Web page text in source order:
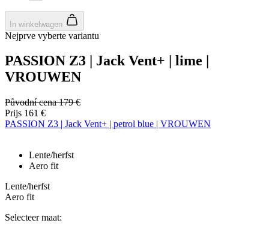
In winkelwagen
Nejprve vyberte variantu
PASSION Z3 | Jack Vent+ | lime |
VROUWEN
Původní cena179 €
Prijs 161 €
PASSION Z3 | Jack Vent+ | petrol blue | VROUWEN
Lente/herfst
Aero fit
Lente/herfst
Aero fit
Selecteer maat: